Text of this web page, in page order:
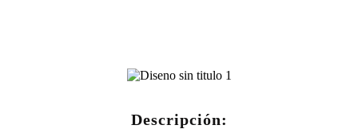
Descripción: